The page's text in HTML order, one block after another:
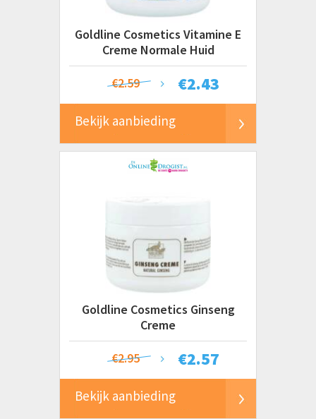
Weleda
€ 0 tot € 2
€ 2 tot € 5
€ 5 tot € 10
€ 10 tot € 20
€ 20 tot € 50+
Goldline Cosmetics Vitamine E
Creme Normale Huid
€2.43
€2.59
Bekijk aanbieding
Goldline Cosmetics Ginseng
Creme
€2.57
€2.95
Bekijk aanbieding